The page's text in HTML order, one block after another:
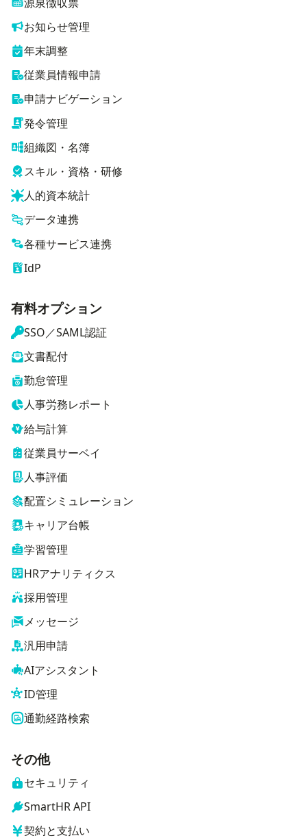
お知らせ管理
年末調整
従業員情報申請
申請ナビゲーション
発令管理
組織図・名簿
スキル・資格・研修
人的資本統計
データ連携
各種サービス連携
IdP
有料オプション
SSO／SAML認証
文書配付
勤怠管理
人事労務レポート
給与計算
従業員サーベイ
人事評価
配置シミュレーション
キャリア台帳
学習管理
HRアナリティクス
採用管理
メッセージ
汎用申請
AIアシスタント
ID管理
通勤経路検索
その他
セキュリティ
SmartHR API
契約と支払い